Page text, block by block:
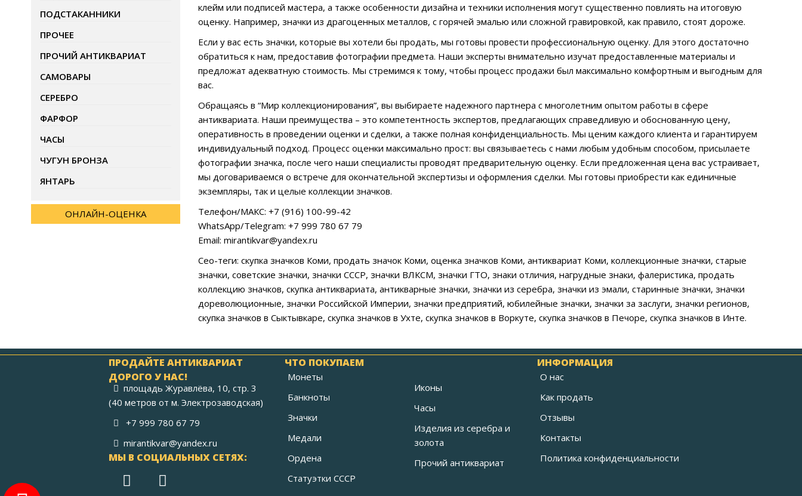
клейм или подписей мастера, а также особенности дизайна и техники исполнения могут существенно повлиять на итоговую
оценку. Например, значки из драгоценных металлов, с горячей эмалью или сложной гравировкой, как правило, стоят дороже.
Если у вас есть значки, которые вы хотели бы продать, мы готовы провести профессиональную оценку. Для этого достаточно
обратиться к нам, предоставив фотографии предмета. Наши эксперты внимательно изучат предоставленные материалы и
предложат адекватную стоимость. Мы стремимся к тому, чтобы процесс продажи был максимально комфортным и выгодным для
вас.
Обращаясь в “Мир коллекционирования”, вы выбираете надежного партнера с многолетним опытом работы в сфере
антиквариата. Наши преимущества – это компетентность экспертов, предлагающих справедливую и обоснованную цену,
оперативность в проведении оценки и сделки, а также полная конфиденциальность. Мы ценим каждого клиента и гарантируем
индивидуальный подход. Процесс оценки максимально прост: вы связываетесь с нами любым удобным способом, присылаете
фотографии значка, после чего наши специалисты проводят предварительную оценку. Если предложенная цена вас устраивает,
мы договариваемся о встрече для окончательной экспертизы и оформления сделки. Мы готовы приобрести как единичные
экземпляры, так и целые коллекции значков.
Телефон/МАКС: +7 (916) 100-99-42
WhatsApp/Telegram: +7 999 780 67 79
Email: mirantikvar@yandex.ru
Сео-теги: скупка значков Коми, продать значок Коми, оценка значков Коми, антиквариат Коми, коллекционные значки, старые
значки, советские значки, значки СССР, значки ВЛКСМ, значки ГТО, знаки отличия, нагрудные знаки, фалеристика, продать
коллекцию значков, скупка антиквариата, антикварные значки, значки из серебра, значки из эмали, старинные значки, значки
дореволюционные, значки Российской Империи, значки предприятий, юбилейные значки, значки за заслуги, значки регионов,
скупка значков в Сыктывкаре, скупка значков в Ухте, скупка значков в Воркуте, скупка значков в Печоре, скупка значков в Инте.
ПОДСТАКАННИКИ
ПРОЧЕЕ
ПРОЧИЙ АНТИКВАРИАТ
САМОВАРЫ
СЕРЕБРО
ФАРФОР
ЧАСЫ
ЧУГУН БРОНЗА
ЯНТАРЬ
ОНЛАЙН-ОЦЕНКА
ПРОДАЙТЕ АНТИКВАРИАТ
ДОРОГО У НАС!
площадь Журавлёва, 10, стр. 3
(40 метров от м. Электрозаводская)
+7 999 780 67 79
mirantikvar@yandex.ru
МЫ В СОЦИАЛЬНЫХ СЕТЯХ:
ЧТО ПОКУПАЕМ
Монеты
Банкноты
Значки
Медали
Ордена
Статуэтки СССР
Иконы
Часы
Изделия из серебра и
золота
Прочий антиквариат
ИНФОРМАЦИЯ
О нас
Как продать
Отзывы
Контакты
Политика конфиденциальности